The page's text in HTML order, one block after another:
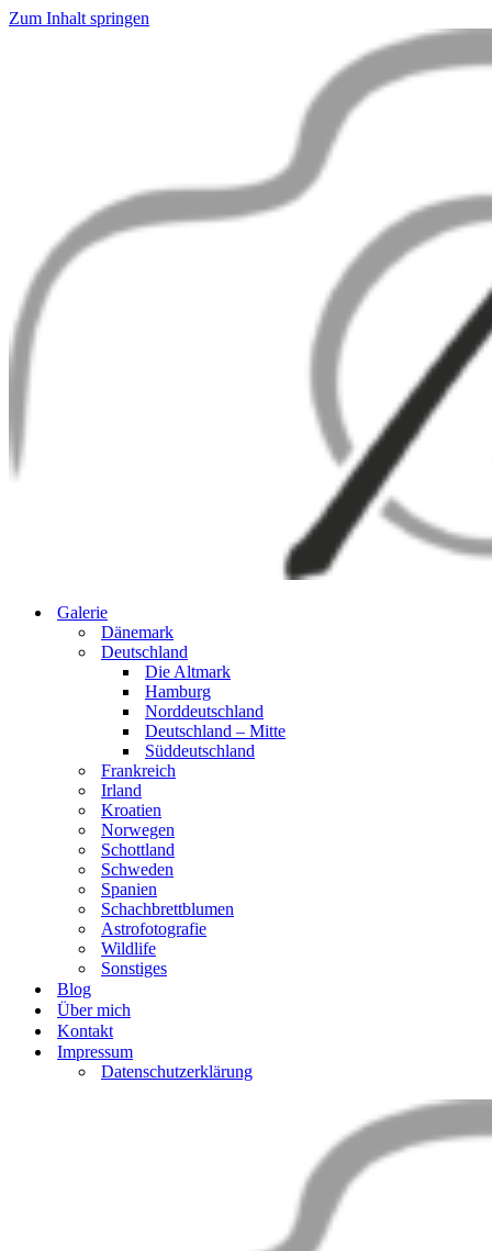
Zum Inhalt springen
Galerie
Dänemark
Deutschland
Die Altmark
Hamburg
Norddeutschland
Deutschland – Mitte
Süddeutschland
Frankreich
Irland
Kroatien
Norwegen
Schottland
Schweden
Spanien
Schachbrettblumen
Astrofotografie
Wildlife
Sonstiges
Blog
Über mich
Kontakt
Impressum
Datenschutzerklärung